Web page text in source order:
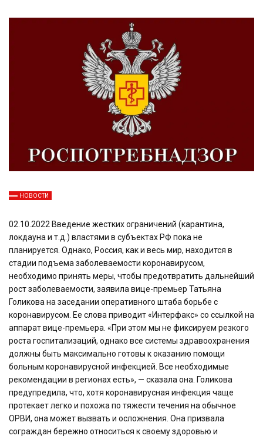
НОВОСТИ
02.10.2022 Введение жестких ограничений (карантина,
локдауна и т.д.) властями в субъектах РФ пока не
планируется. Однако, Россия, как и весь мир, находится в
стадии подъема заболеваемости коронавирусом,
необходимо принять меры, чтобы предотвратить дальнейший
рост заболеваемости, заявила вице-премьер Татьяна
Голикова на заседании оперативного штаба борьбе с
коронавирусом. Ее слова приводит «Интерфакс» со ссылкой на
аппарат вице-премьера. «При этом мы не фиксируем резкого
роста госпитализаций, однако все системы здравоохранения
должны быть максимально готовы к оказанию помощи
больным коронавирусной инфекцией. Все необходимые
рекомендации в регионах есть», — сказала она. Голикова
предупредила, что, хотя коронавирусная инфекция чаще
протекает легко и похожа по тяжести течения на обычное
ОРВИ, она может вызвать и осложнения. Она призвала
сограждан бережно относиться к своему здоровью и